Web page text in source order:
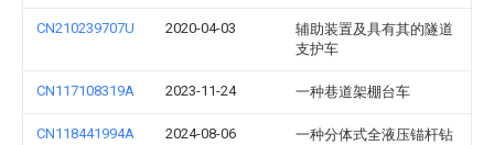
CN210239707U 2020-04-03
辅助装置及具有其的隧道
支护车
CN117108319A 2023-11-24 一种巷道架棚台车
CN118441994A 2024-08-06
一种分体式全液压锚杆钻